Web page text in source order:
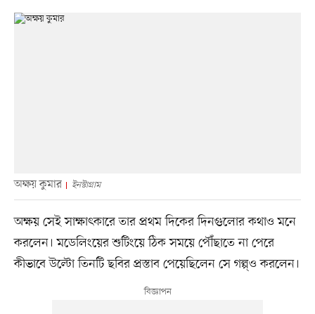
অক্ষয় কুমার ইনস্টাগ্রাম
অক্ষয় সেই সাক্ষাৎকারে তার প্রথম দিকের দিনগুলোর কথাও মনে
করলেন। মডেলিংয়ের শুটিংয়ে ঠিক সময়ে পৌঁছাতে না পেরে
কীভাবে উল্টো তিনটি ছবির প্রস্তাব পেয়েছিলেন সে গল্প্ও করলেন।